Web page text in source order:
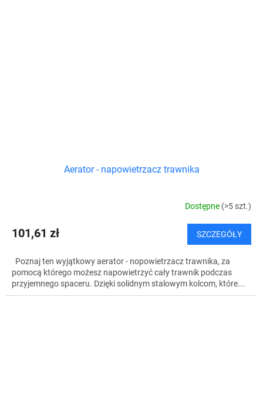
Aerator - napowietrzacz trawnika
Dostępne (>5 szt.)
101,61 zł SZCZEGÓŁY
Poznaj ten wyjątkowy aerator - nopowietrzacz trawnika, za
pomocą którego możesz napowietrzyć cały trawnik podczas
przyjemnego spaceru. Dzięki solidnym stalowym kolcom, które...